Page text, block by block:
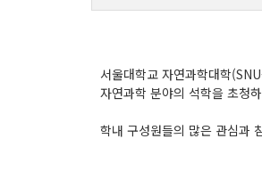
서울대학교 자연과학대학
자연과학 분야의 석학을 초
학내 구성원들의 많은 관심과